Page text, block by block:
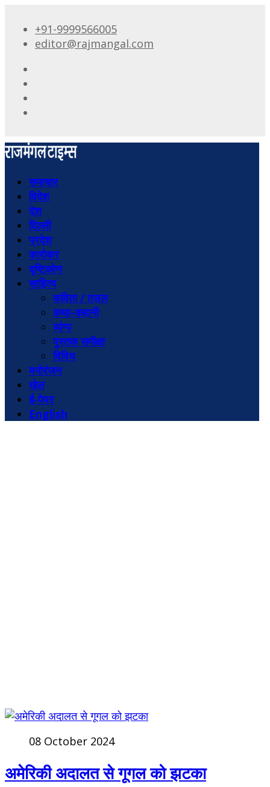
+91-9999566005
editor@rajmangal.com
समाचार
विदेश
देश
दिल्ली
प्रदेश
कारोबार
दृष्टिकोण
साहित्य
कविता / ग़ज़ल
कथा-कहानी
व्यंग्य
पुस्तक समीक्षा
विविध
मनोरंजन
खेल
ई-पेपर
English
08 October 2024
अमेरिकी अदालत से गूगल को झटका